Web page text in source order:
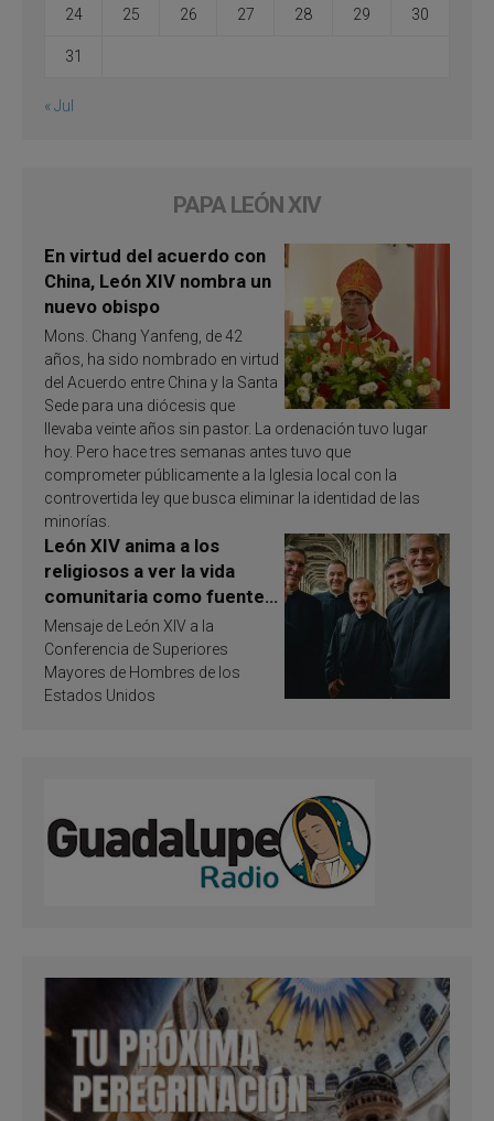
24 25 26 27 28 29 30
31
« Jul
PAPA LEÓN XIV
En virtud del acuerdo con
China, León XIV nombra un
nuevo obispo
Mons. Chang Yanfeng, de 42
años, ha sido nombrado en virtud
del Acuerdo entre China y la Santa
Sede para una diócesis que
llevaba veinte años sin pastor. La ordenación tuvo lugar
hoy. Pero hace tres semanas antes tuvo que
comprometer públicamente a la Iglesia local con la
controvertida ley que busca eliminar la identidad de las
minorías.
León XIV anima a los
religiosos a ver la vida
comunitaria como fuente
de inspiración y
santificación
Mensaje de León XIV a la
Conferencia de Superiores
Mayores de Hombres de los
Estados Unidos